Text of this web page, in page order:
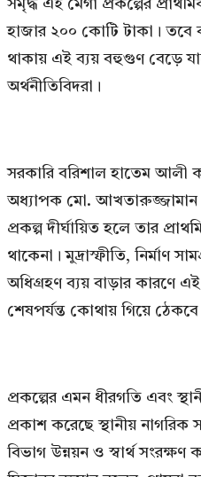
সমৃদ্ধ এই মেগা প্রকল্পের
হাজার ২০০ কোটি টাকা।
থাকায় এই ব্যয় বহুগুণ বেড়ে
অর্থনীতিবিদরা।
সরকারি বরিশাল হাতেম আলী
অধ্যাপক মো. আখতারুজ্জামান
প্রকল্প দীর্ঘায়িত হলে তার
থাকেনা। মুদ্রাস্ফীতি, নির্মাণ
অধিগ্রহণ ব্যয় বাড়ার কারণে
শেষপর্যন্ত কোথায় গিয়ে
প্রকল্পের এমন ধীরগতি এবং
প্রকাশ করেছে স্থানীয় নাগরিক
বিভাগ উন্নয়ন ও স্বার্থ সংরক্ষণ